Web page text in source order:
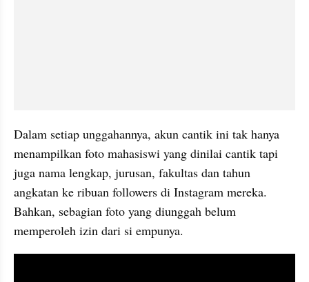
Dalam setiap unggahannya, akun cantik ini tak hanya
menampilkan foto mahasiswi yang dinilai cantik tapi
juga nama lengkap, jurusan, fakultas dan tahun
angkatan ke ribuan followers di Instagram mereka.
Bahkan, sebagian foto yang diunggah belum
memperoleh izin dari si empunya.